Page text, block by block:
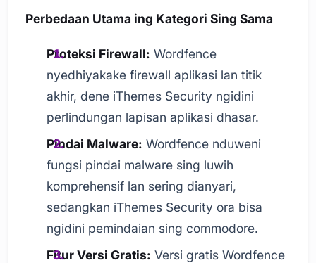
Perbedaan Utama ing Kategori Sing Sama
Proteksi Firewall: Wordfence
nyedhiyakake firewall aplikasi lan titik
akhir, dene iThemes Security ngidini
perlindungan lapisan aplikasi dhasar.
Pindai Malware: Wordfence nduweni
fungsi pindai malware sing luwih
komprehensif lan sering dianyari,
sedangkan iThemes Security ora bisa
ngidini pemindaian sing commodore.
Fitur Versi Gratis: Versi gratis Wordfence